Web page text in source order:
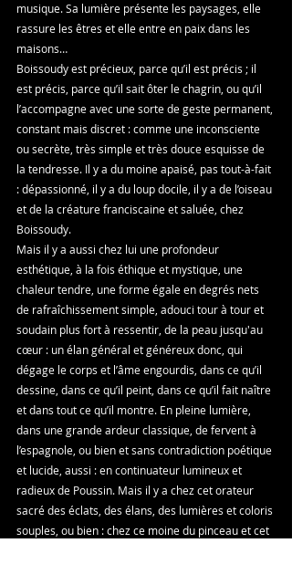
musique. Sa lumière présente les paysages, elle
rassure les êtres et elle entre en paix dans les
maisons…
Boissoudy est précieux, parce qu’il est précis ; il
est précis, parce qu’il sait ôter le chagrin, ou qu’il
l’accompagne avec une sorte de geste permanent,
constant mais discret : comme une inconsciente
ou secrète, très simple et très douce esquisse de
la tendresse. Il y a du moine apaisé, pas tout-à-fait
: dépassionné, il y a du loup docile, il y a de l’oiseau
et de la créature franciscaine et saluée, chez
Boissoudy.
Mais il y a aussi chez lui une profondeur
esthétique, à la fois éthique et mystique, une
chaleur tendre, une forme égale en degrés nets
de rafraîchissement simple, adouci tour à tour et
soudain plus fort à ressentir, de la peau jusqu'au
cœur : un élan général et généreux donc, qui
dégage le corps et l’âme engourdis, dans ce qu’il
dessine, dans ce qu’il peint, dans ce qu’il fait naître
et dans tout ce qu’il montre. En pleine lumière,
dans une grande ardeur classique, de fervent à
l’espagnole, ou bien et sans contradiction poétique
et lucide, aussi : en continuateur lumineux et
radieux de Poussin. Mais il y a chez cet orateur
sacré des éclats, des élans, des lumières et coloris
souples, ou bien : chez ce moine du pinceau et cet